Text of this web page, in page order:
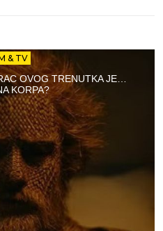
& TV
OVOG TRENUTKA JE…
KORPA?